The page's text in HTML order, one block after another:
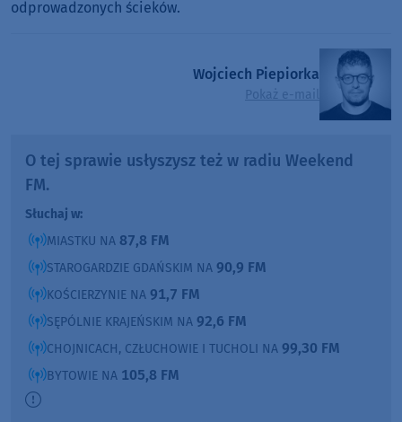
odprowadzonych ścieków.
Wojciech Piepiorka
Pokaż e-mail
O tej sprawie usłyszysz też w radiu Weekend
FM.
Słuchaj w:
MIASTKU NA 87,8 FM
STAROGARDZIE GDAŃSKIM NA 90,9 FM
KOŚCIERZYNIE NA 91,7 FM
SĘPÓLNIE KRAJEŃSKIM NA 92,6 FM
CHOJNICACH, CZŁUCHOWIE I TUCHOLI NA 99,30 FM
BYTOWIE NA 105,8 FM